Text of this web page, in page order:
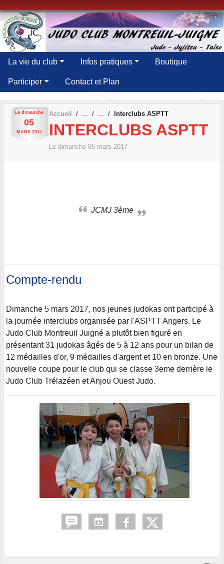
La vie du club Infos pratiques Boutique
Participer Contact et Plan
Le dimanche
05
MARS 2017
Accueil Interclubs ASPTT
INTERCLUBS ASPTT
Le dimanche 05 mars 2017
JCMJ 3ème
Compte-rendu
Dimanche 5 mars 2017, nos jeunes judokas ont participé à
la journée interclubs organisée par l'ASPTT Angers. Le
Judo Club Montreuil Juigné a plutôt bien figuré en
présentant 31 judokas âgés de 5 à 12 ans pour un bilan de
12 médailles d'or, 9 médailles d'argent et 10 en bronze. Une
nouvelle coupe pour le club qui se classe 3eme derrière le
Judo Club Trélazéen et Anjou Ouest Judo.